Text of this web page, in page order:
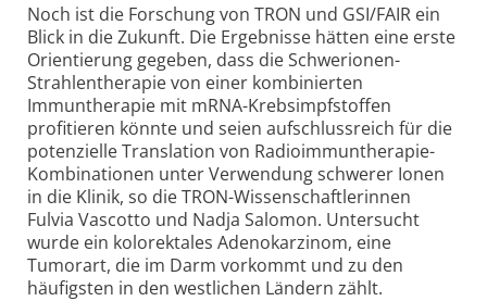
Noch ist die Forschung von TRON und GSI/FAIR ein
Blick in die Zukunft. Die Ergebnisse hätten eine erste
Orientierung gegeben, dass die Schwerionen-
Strahlentherapie von einer kombinierten
Immuntherapie mit mRNA-Krebsimpfstoffen
profitieren könnte und seien aufschlussreich für die
potenzielle Translation von Radioimmuntherapie-
Kombinationen unter Verwendung schwerer Ionen
in die Klinik, so die TRON-Wissenschaftlerinnen
Fulvia Vascotto und Nadja Salomon. Untersucht
wurde ein kolorektales Adenokarzinom, eine
Tumorart, die im Darm vorkommt und zu den
häufigsten in den westlichen Ländern zählt.